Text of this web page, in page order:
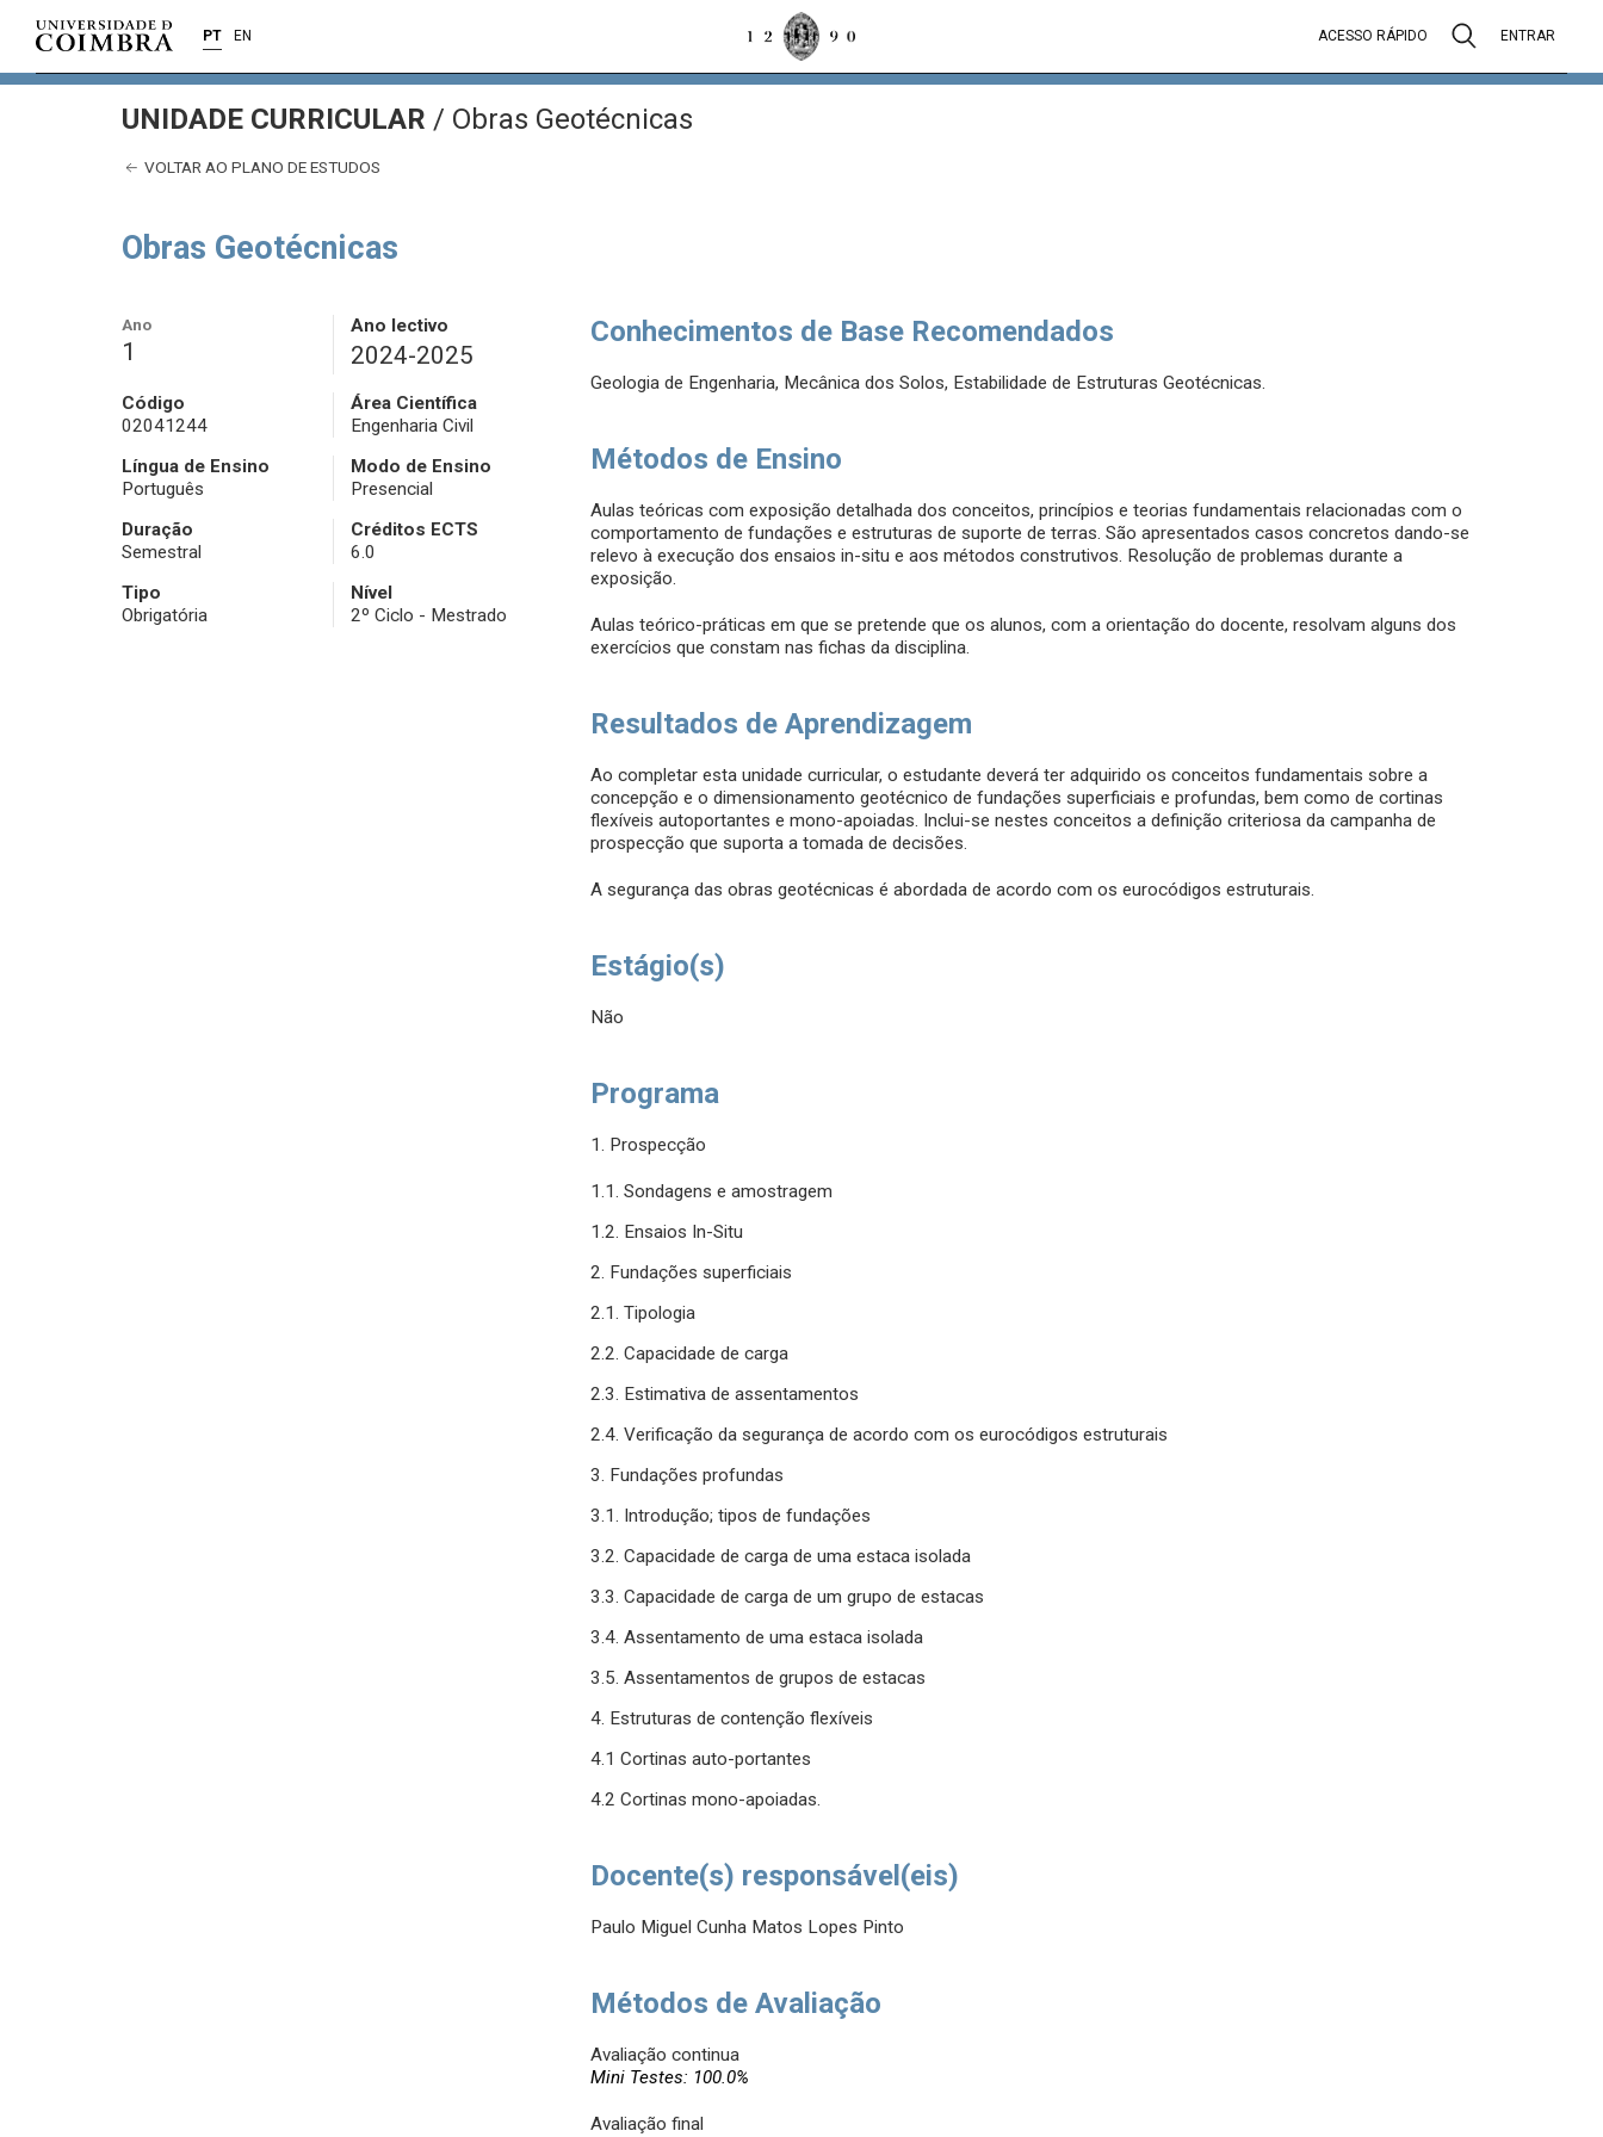
PT EN ACESSO RÁPIDO ENTRAR
UNIDADE CURRICULAR / Obras Geotécnicas
VOLTAR AO PLANO DE ESTUDOS
Obras Geotécnicas
Ano
1
Ano lectivo
2024-2025
Código
02041244
Área Científica
Engenharia Civil
Língua de Ensino
Português
Modo de Ensino
Presencial
Duração
Semestral
Créditos ECTS
6.0
Tipo
Obrigatória
Nível
2º Ciclo - Mestrado
Conhecimentos de Base Recomendados
Geologia de Engenharia, Mecânica dos Solos, Estabilidade de Estruturas Geotécnicas.
Métodos de Ensino
Aulas teóricas com exposição detalhada dos conceitos, princípios e teorias fundamentais relacionadas com o
comportamento de fundações e estruturas de suporte de terras. São apresentados casos concretos dando-se
relevo à execução dos ensaios in-situ e aos métodos construtivos. Resolução de problemas durante a
exposição.
Aulas teórico-práticas em que se pretende que os alunos, com a orientação do docente, resolvam alguns dos
exercícios que constam nas fichas da disciplina.
Resultados de Aprendizagem
Ao completar esta unidade curricular, o estudante deverá ter adquirido os conceitos fundamentais sobre a
concepção e o dimensionamento geotécnico de fundações superficiais e profundas, bem como de cortinas
flexíveis autoportantes e mono-apoiadas. Inclui-se nestes conceitos a definição criteriosa da campanha de
prospecção que suporta a tomada de decisões.
A segurança das obras geotécnicas é abordada de acordo com os eurocódigos estruturais.
Estágio(s)
Não
Programa
1. Prospecção
1.1. Sondagens e amostragem
1.2. Ensaios In-Situ
2. Fundações superficiais
2.1. Tipologia
2.2. Capacidade de carga
2.3. Estimativa de assentamentos
2.4. Verificação da segurança de acordo com os eurocódigos estruturais
3. Fundações profundas
3.1. Introdução; tipos de fundações
3.2. Capacidade de carga de uma estaca isolada
3.3. Capacidade de carga de um grupo de estacas
3.4. Assentamento de uma estaca isolada
3.5. Assentamentos de grupos de estacas
4. Estruturas de contenção flexíveis
4.1 Cortinas auto-portantes
4.2 Cortinas mono-apoiadas.
Docente(s) responsável(eis)
Paulo Miguel Cunha Matos Lopes Pinto
Métodos de Avaliação
Avaliação continua
Mini Testes: 100.0%
Avaliação final